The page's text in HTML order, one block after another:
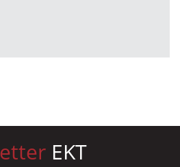
EKT